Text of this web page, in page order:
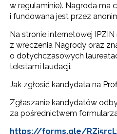
w regulaminie). Nagroda ma
i fundowana jest przez
Na stronie internetowej
z wręczenia Nagrody oraz
o dotychczasowych
tekstami laudacji.
Jak zgłosić kandydata na
Zgłaszanie kandydatów
za pośrednictwem
https://forms.gle/